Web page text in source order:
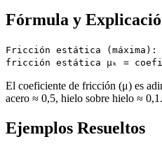
Fórmula y
Fricción estática
fricción estática μₖ =
El coeficiente de fricción (μ) es
acero ≈ 0,5, hielo sobre hielo ≈ 0,1.
Ejemplos Resueltos